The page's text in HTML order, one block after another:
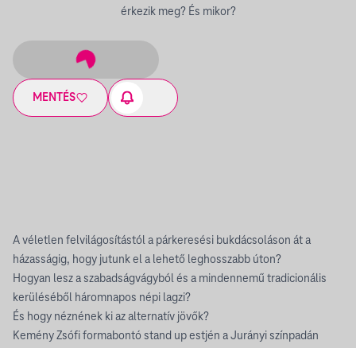
érkezik meg? És mikor?
MENTÉS
A véletlen felvilágosítástól a párkeresési bukdácsoláson át a
házasságig, hogy jutunk el a lehető leghosszabb úton?
Hogyan lesz a szabadságvágyból és a mindennemű tradicionális
kerüléséből háromnapos népi lagzi?
És hogy néznének ki az alternatív jövők?
Kemény Zsófi formabontó stand up estjén a Jurányi színpadán